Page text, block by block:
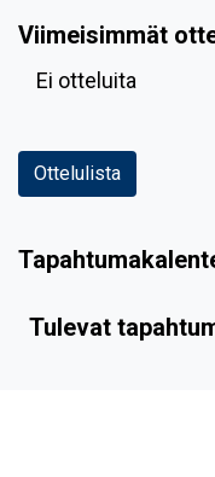
Viimeisimmät
Ei otteluita
Ottelulista
Tulevat